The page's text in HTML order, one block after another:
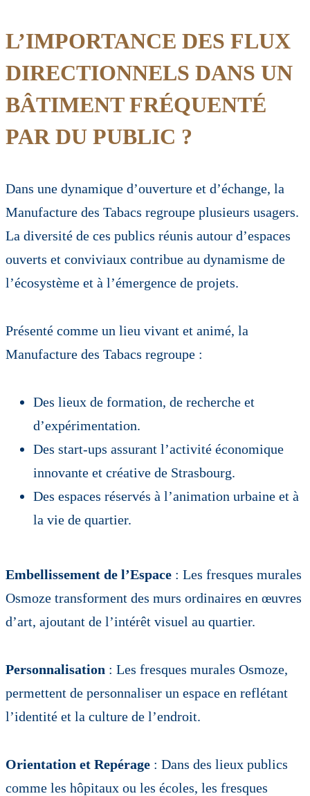
L’IMPORTANCE DES FLUX
DIRECTIONNELS DANS UN
BÂTIMENT FRÉQUENTÉ
PAR DU PUBLIC ?
Dans une dynamique d’ouverture et d’échange, la
Manufacture des Tabacs regroupe plusieurs usagers.
La diversité de ces publics réunis autour d’espaces
ouverts et conviviaux contribue au dynamisme de
l’écosystème et à l’émergence de projets.
Présenté comme un lieu vivant et animé, la
Manufacture des Tabacs regroupe :
Des lieux de formation, de recherche et
d’expérimentation.
Des start-ups assurant l’activité économique
innovante et créative de Strasbourg.
Des espaces réservés à l’animation urbaine et à
la vie de quartier.
Embellissement de l’Espace : Les fresques murales
Osmoze transforment des murs ordinaires en œuvres
d’art, ajoutant de l’intérêt visuel au quartier.
Personnalisation : Les fresques murales Osmoze,
permettent de personnaliser un espace en reflétant
l’identité et la culture de l’endroit.
Orientation et Repérage : Dans des lieux publics
comme les hôpitaux ou les écoles, les fresques